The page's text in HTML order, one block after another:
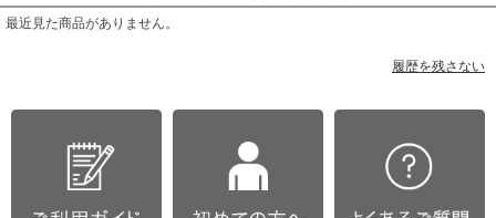
最近見た商品がありません。
履歴を残さない